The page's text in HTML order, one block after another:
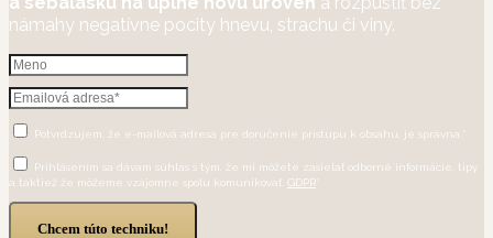
námahy negatívne pocity hnevu, strachu či viny.
Potvrdzujem, že e-mailová adresa pre doručenie prístupu k obsahu, je správna.*
Prihlásením sa dávam súhlas s tým, že mi môžete zasielať odborné informácie, tipy
a taktiež že môžeme vzájomne spolu komunikovať. GDPR*
Chcem túto techniku!